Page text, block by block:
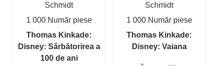
Schmidt
1 000 Număr piese
Thomas Kinkade:
Disney: Sărbătorirea a
100 de ani
Schmidt
1 000 Număr piese
Thomas Kinkade:
Disney: Vaiana